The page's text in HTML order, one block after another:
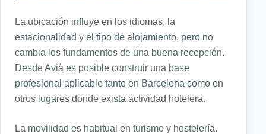
La ubicación influye en los idiomas, la
estacionalidad y el tipo de alojamiento, pero no
cambia los fundamentos de una buena recepción.
Desde Avià es posible construir una base
profesional aplicable tanto en Barcelona como en
otros lugares donde exista actividad hotelera.
La movilidad es habitual en turismo y hostelería.